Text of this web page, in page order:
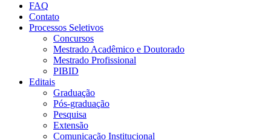
FAQ
Contato
Processos Seletivos
Concursos
Mestrado Acadêmico e Doutorado
Mestrado Profissional
PIBID
Editais
Graduação
Pós-graduação
Pesquisa
Extensão
Comunicação Institucional